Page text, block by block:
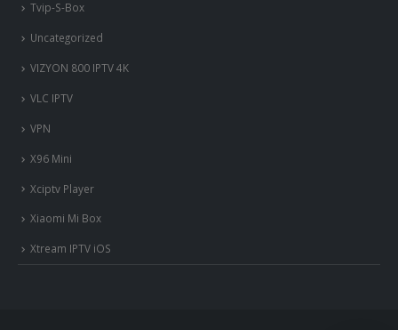
Tvip-S-Box
Uncategorized
VIZYON 800 IPTV 4K
VLC IPTV
VPN
X96 Mini
Xciptv Player
Xiaomi Mi Box
Xtream IPTV iOS